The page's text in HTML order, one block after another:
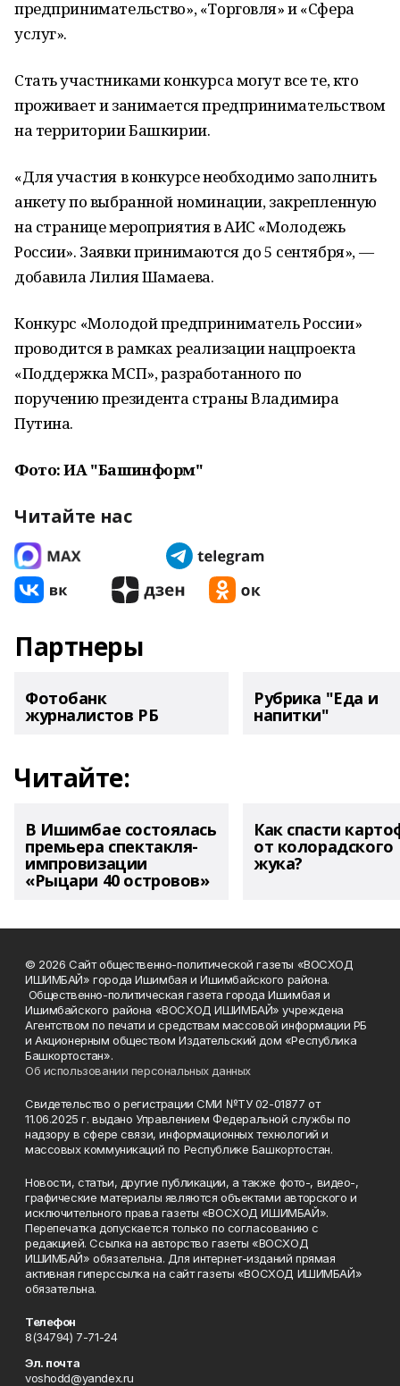
предпринимательство», «Торговля» и «Сфера
услуг».
Стать участниками конкурса могут все те, кто
проживает и занимается предпринимательством
на территории Башкирии.
«Для участия в конкурсе необходимо заполнить
анкету по выбранной номинации, закрепленную
на странице мероприятия в АИС «Молодежь
России». Заявки принимаются до 5 сентября», —
добавила Лилия Шамаева.
Конкурс «Молодой предприниматель России»
проводится в рамках реализации нацпроекта
«Поддержка МСП», разработанного по
поручению президента страны Владимира
Путина.
Фото: ИА "Башинформ"
Читайте нас
Партнеры
Фотобанк
журналистов РБ
Рубрика "Еда и
напитки"
Читайте:
В Ишимбае состоялась
премьера спектакля-
импровизации
«Рыцари 40 островов»
Как спасти
от колорадского
жука?
© 2026 Сайт общественно-политической газеты «ВОСХОД
ИШИМБАЙ» города Ишимбая и Ишимбайского района.
Общественно-политическая газета города Ишимбая и
Ишимбайского района «ВОСХОД ИШИМБАЙ» учреждена
Агентством по печати и средствам массовой информации РБ
и Акционерным обществом Издательский дом «Республика
Башкортостан».
Об использовании персональных данных
Свидетельство о регистрации СМИ №ТУ 02-01877 от
11.06.2025 г. выдано Управлением Федеральной службы по
надзору в сфере связи, информационных технологий и
массовых коммуникаций по Республике Башкортостан.
Новости, статьи, другие публикации, а также фото-, видео-,
графические материалы являются объектами авторского и
исключительного права газеты «ВОСХОД ИШИМБАЙ».
Перепечатка допускается только по согласованию с
редакцией. Ссылка на авторство газеты «ВОСХОД
ИШИМБАЙ» обязательна. Для интернет-изданий прямая
активная гиперссылка на сайт газеты «ВОСХОД ИШИМБАЙ»
обязательна.
Телефон
8(34794) 7-71-24
Эл. почта
voshodd@yandex.ru